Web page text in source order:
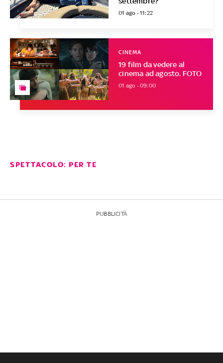
01 ago - 11:22
19 film da vedere al
cinema ad agosto. FOTO
CINEMA
01 ago - 09:00
SPETTACOLO: PER TE
PUBBLICITÀ